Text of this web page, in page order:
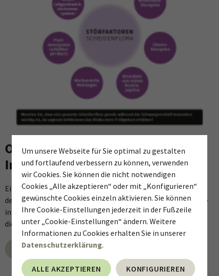
Um unsere Webseite für Sie optimal zu gestalten
und fortlaufend verbessern zu können, verwenden
wir Cookies. Sie können die nicht notwendigen
Cookies „Alle akzeptieren“ oder mit „Konfigurieren“
gewünschte Cookies einzeln aktivieren. Sie können
Ihre Cookie-Einstellungen jederzeit in der Fußzeile
unter „Cookie-Einstellungen“ ändern. Weitere
Informationen zu Cookies erhalten Sie in unserer
Datenschutzerklärung.
ALLE AKZEPTIEREN KONFIGURIEREN
Orale Probiotika bei vaginalen
Infektionen
Eine gute Zusammensetzung der Mikroflora ist nicht nur für
den Darm wichtig, sondern auch für eine gesunde Scheide. Die
intakte Scheidenflora enthält hauptsächlich Laktobazillen,
die für einen sauren pH-Wert in der Scheide sorgen.
DOWNLOAD